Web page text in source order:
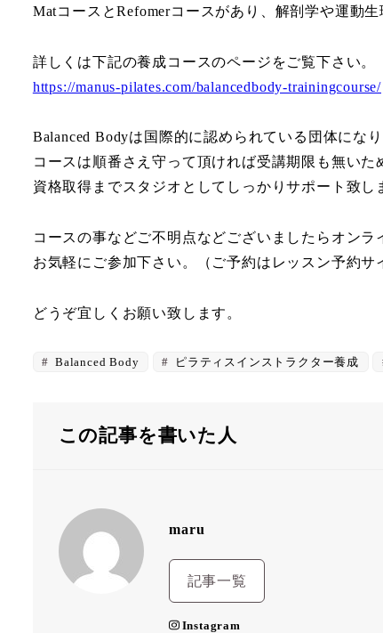
MatコースとRefomerコースがあり、解剖学や運動
詳しくは下記の養成コースのページをご覧下さい。
https://manus-pilates.com/balancedbody-trainingcourse/
Balanced Bodyは国際的に認められている団体にな
コースは順番さえ守って頂ければ受講期限も無いた
資格取得までスタジオとしてしっかりサポート致し
コースの事などご不明点などございましたらオンラ
お気軽にご参加下さい。（ご予約はレッスン予約サ
どうぞ宜しくお願い致します。
Balanced Body ピラティスインストラクター養成
この記事を書いた人
maru
記事一覧
Instagram